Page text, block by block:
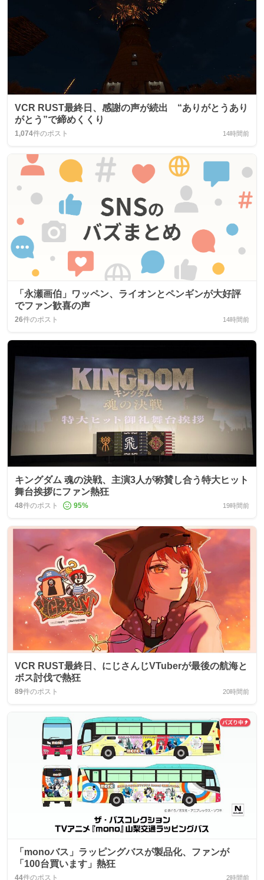
VCR RUST最終日、感謝の声が続出 “ありがとうあり
がとう”で締めくくり
1,074件のポスト 14時間前
「永瀬画伯」ワッペン、ライオンとペンギンが大好評
でファン歓喜の声
26件のポスト 14時間前
キングダム 魂の決戦、主演3人が称賛し合う特大ヒット
舞台挨拶にファン熱狂
48件のポスト 95% 19時間前
VCR RUST最終日、にじさんじVTuberが最後の航海と
ボス討伐で熱狂
89件のポスト 20時間前
「monoバス」ラッピングバスが製品化、ファンが
「100台買います」熱狂
44件のポスト 2時間前